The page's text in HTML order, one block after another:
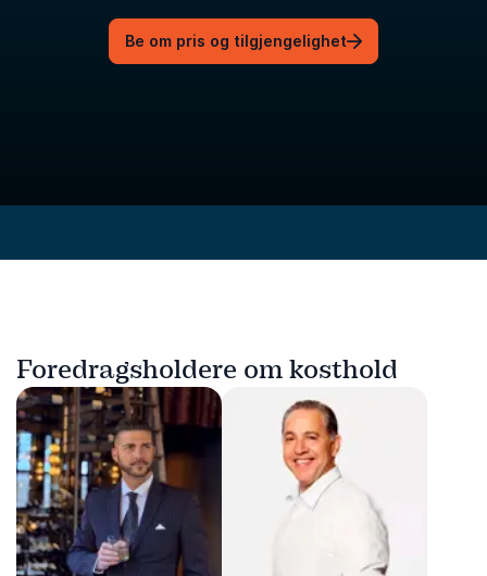
Be om pris og tilgjengelighet
Foredragsholdere om kosthold